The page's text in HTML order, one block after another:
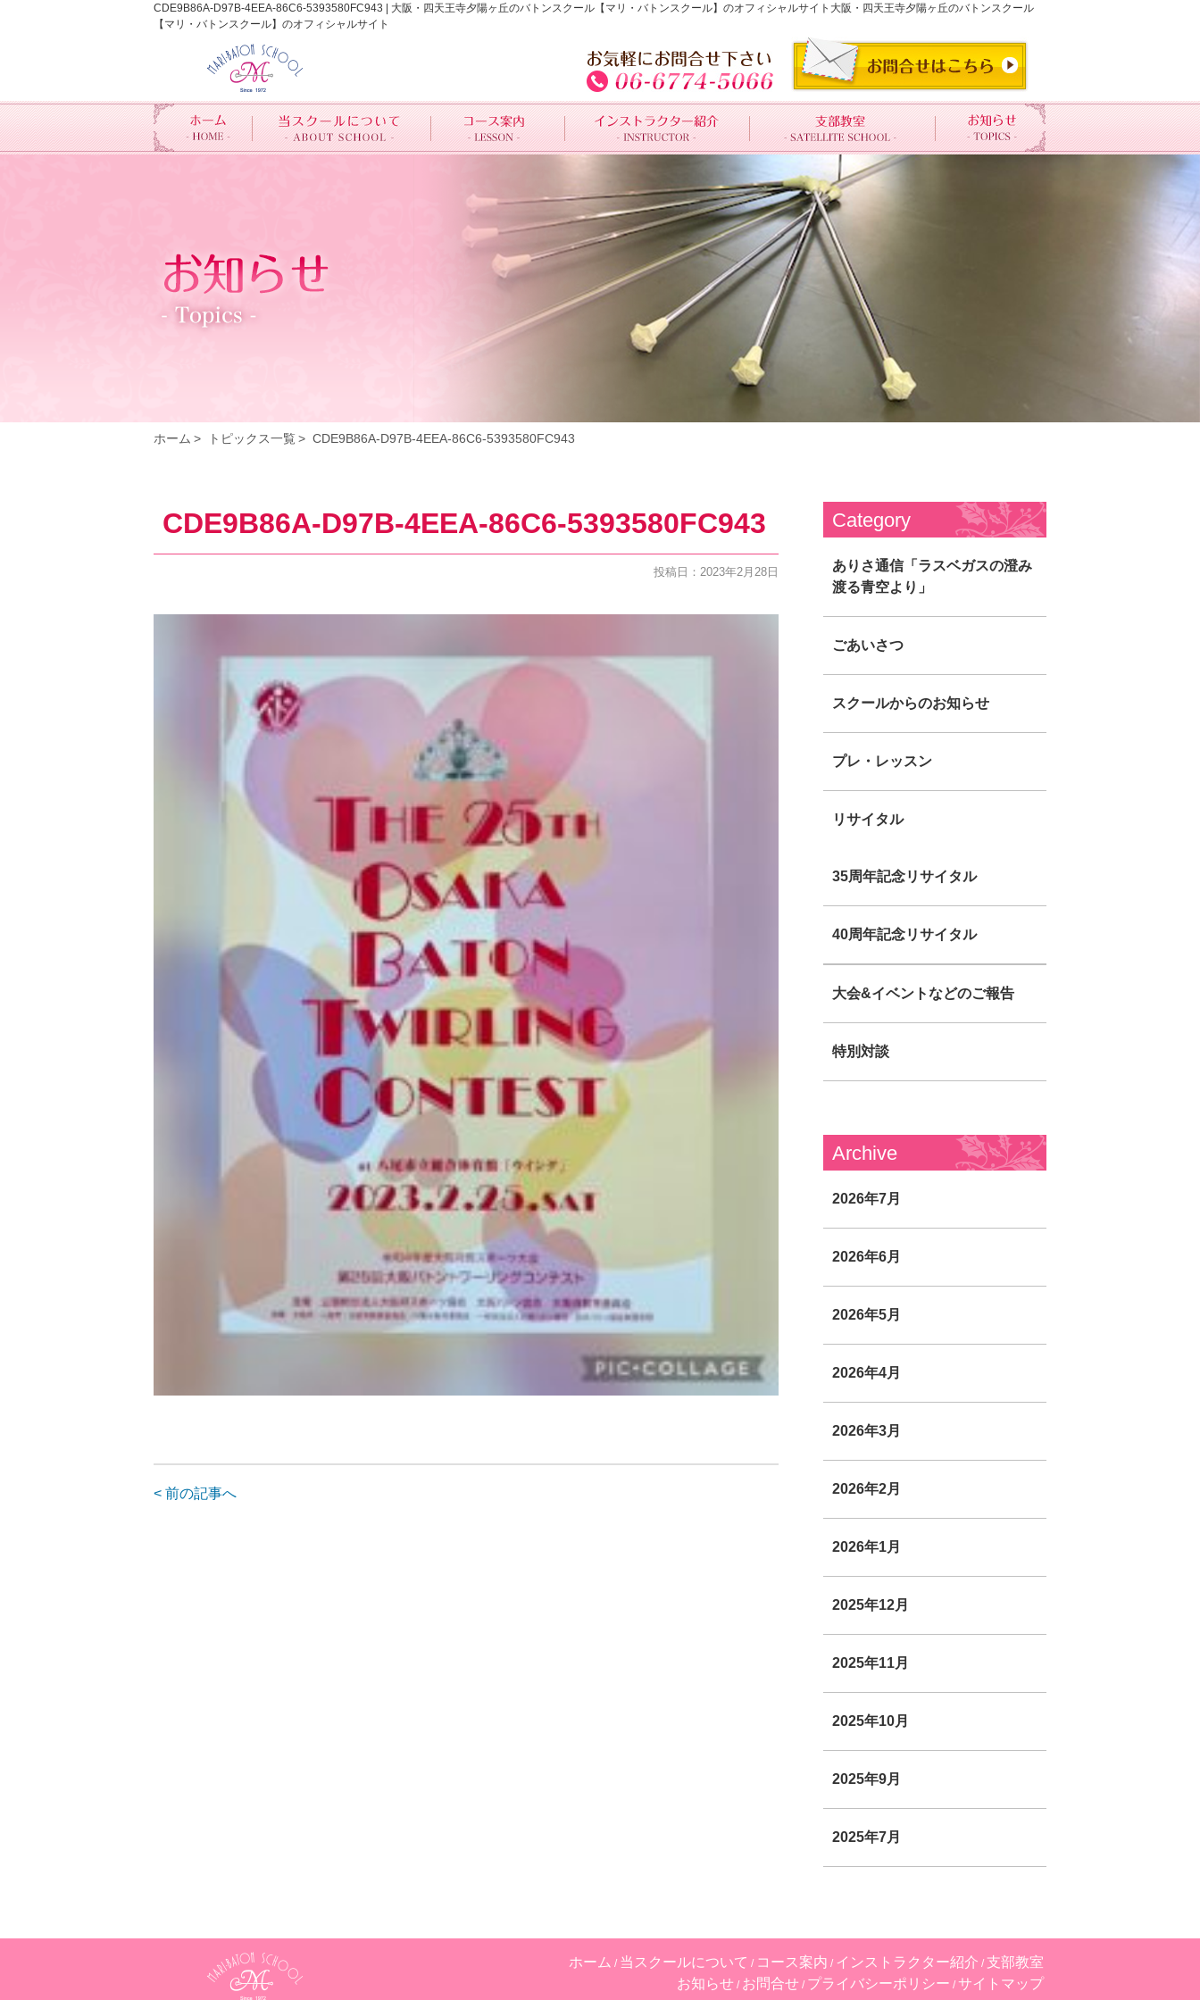
CDE9B86A-D97B-4EEA-86C6-5393580FC943 | 大阪・四天王寺夕陽ヶ丘のバトンスクール【マリ・バトンスクール】のオフィシャルサイト大阪・四天王寺夕陽ヶ丘のバトンスクール
【マリ・バトンスクール】のオフィシャルサイト
ホーム トピックス一覧 CDE9B86A-D97B-4EEA-86C6-5393580FC943
CDE9B86A-D97B-4EEA-86C6-5393580FC943
投稿日：2023年2月28日
< 前の記事へ
Category
ありさ通信「ラスベガスの澄み
渡る青空より」
ごあいさつ
スクールからのお知らせ
プレ・レッスン
リサイタル
35周年記念リサイタル
40周年記念リサイタル
大会&イベントなどのご報告
特別対談
Archive
2026年7月
2026年6月
2026年5月
2026年4月
2026年3月
2026年2月
2026年1月
2025年12月
2025年11月
2025年10月
2025年9月
2025年7月
ホーム 当スクールについて コース案内 インストラクター紹介 支部教室
お知らせ お問合せ プライバシーポリシー サイトマップ